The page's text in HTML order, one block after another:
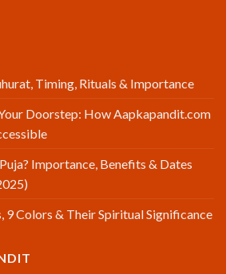
Timing, Rituals & Importance
Doorstep: How Aapkapandit.com
Importance, Benefits & Dates
9 Colors & Their Spiritual Significance